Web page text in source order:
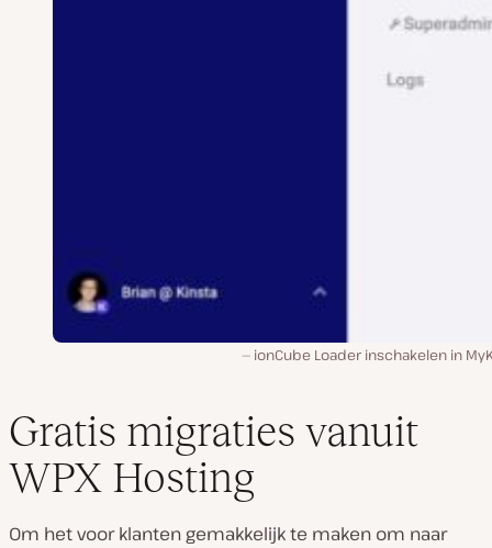
ionCube Loader inschakelen in
Gratis migraties vanuit
WPX Hosting
Om het voor klanten gemakkelijk te maken om naar